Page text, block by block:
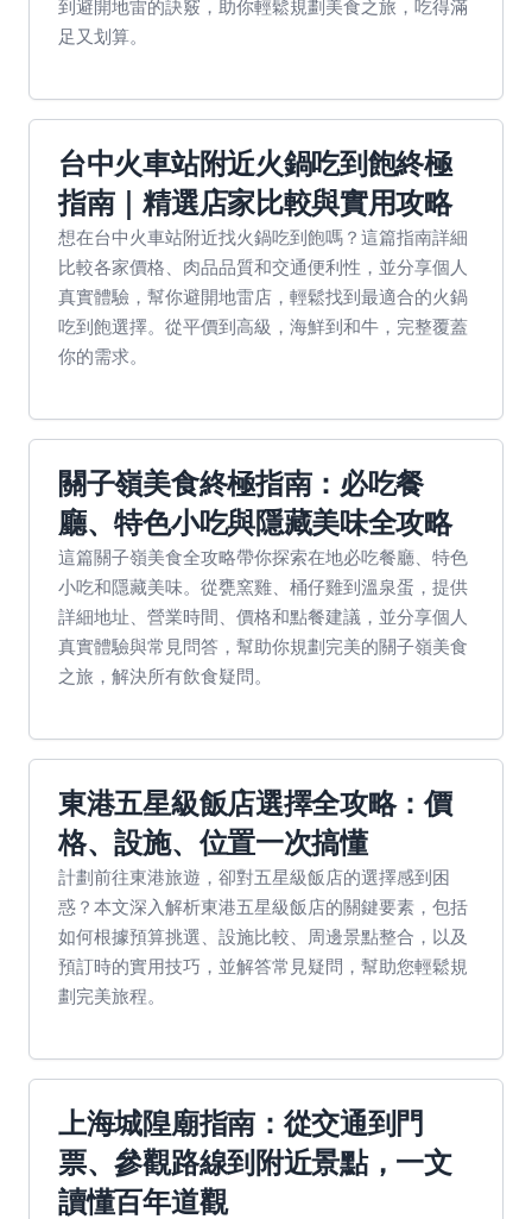
到避開地雷的訣竅，助你輕鬆規劃美食之旅，吃得滿
足又划算。
台中火車站附近火鍋吃到飽終極
指南｜精選店家比較與實用攻略
想在台中火車站附近找火鍋吃到飽嗎？這篇指南詳細
比較各家價格、肉品品質和交通便利性，並分享個人
真實體驗，幫你避開地雷店，輕鬆找到最適合的火鍋
吃到飽選擇。從平價到高級，海鮮到和牛，完整覆蓋
你的需求。
關子嶺美食終極指南：必吃餐
廳、特色小吃與隱藏美味全攻略
這篇關子嶺美食全攻略帶你探索在地必吃餐廳、特色
小吃和隱藏美味。從甕窯雞、桶仔雞到溫泉蛋，提供
詳細地址、營業時間、價格和點餐建議，並分享個人
真實體驗與常見問答，幫助你規劃完美的關子嶺美食
之旅，解決所有飲食疑問。
東港五星級飯店選擇全攻略：價
格、設施、位置一次搞懂
計劃前往東港旅遊，卻對五星級飯店的選擇感到困
惑？本文深入解析東港五星級飯店的關鍵要素，包括
如何根據預算挑選、設施比較、周邊景點整合，以及
預訂時的實用技巧，並解答常見疑問，幫助您輕鬆規
劃完美旅程。
上海城隍廟指南：從交通到門
票、參觀路線到附近景點，一文
讀懂百年道觀